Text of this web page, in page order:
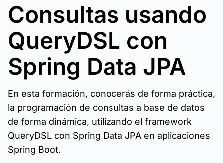
Consultas usando
QueryDSL con
Spring Data JPA
En esta formación, conocerás de forma práctica,
la programación de consultas a base de datos
de forma dinámica, utilizando el framework
QueryDSL con Spring Data JPA en aplicaciones
Spring Boot.